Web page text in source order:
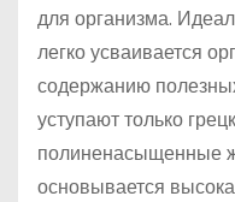
для организма.
легко усваивается
содержанию
уступают только
полиненасыщенные
основывается